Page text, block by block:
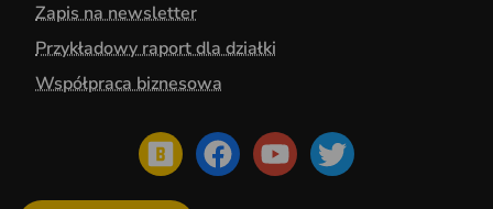
Zapis na newsletter
Przykładowy raport dla działki
Współpraca biznesowa